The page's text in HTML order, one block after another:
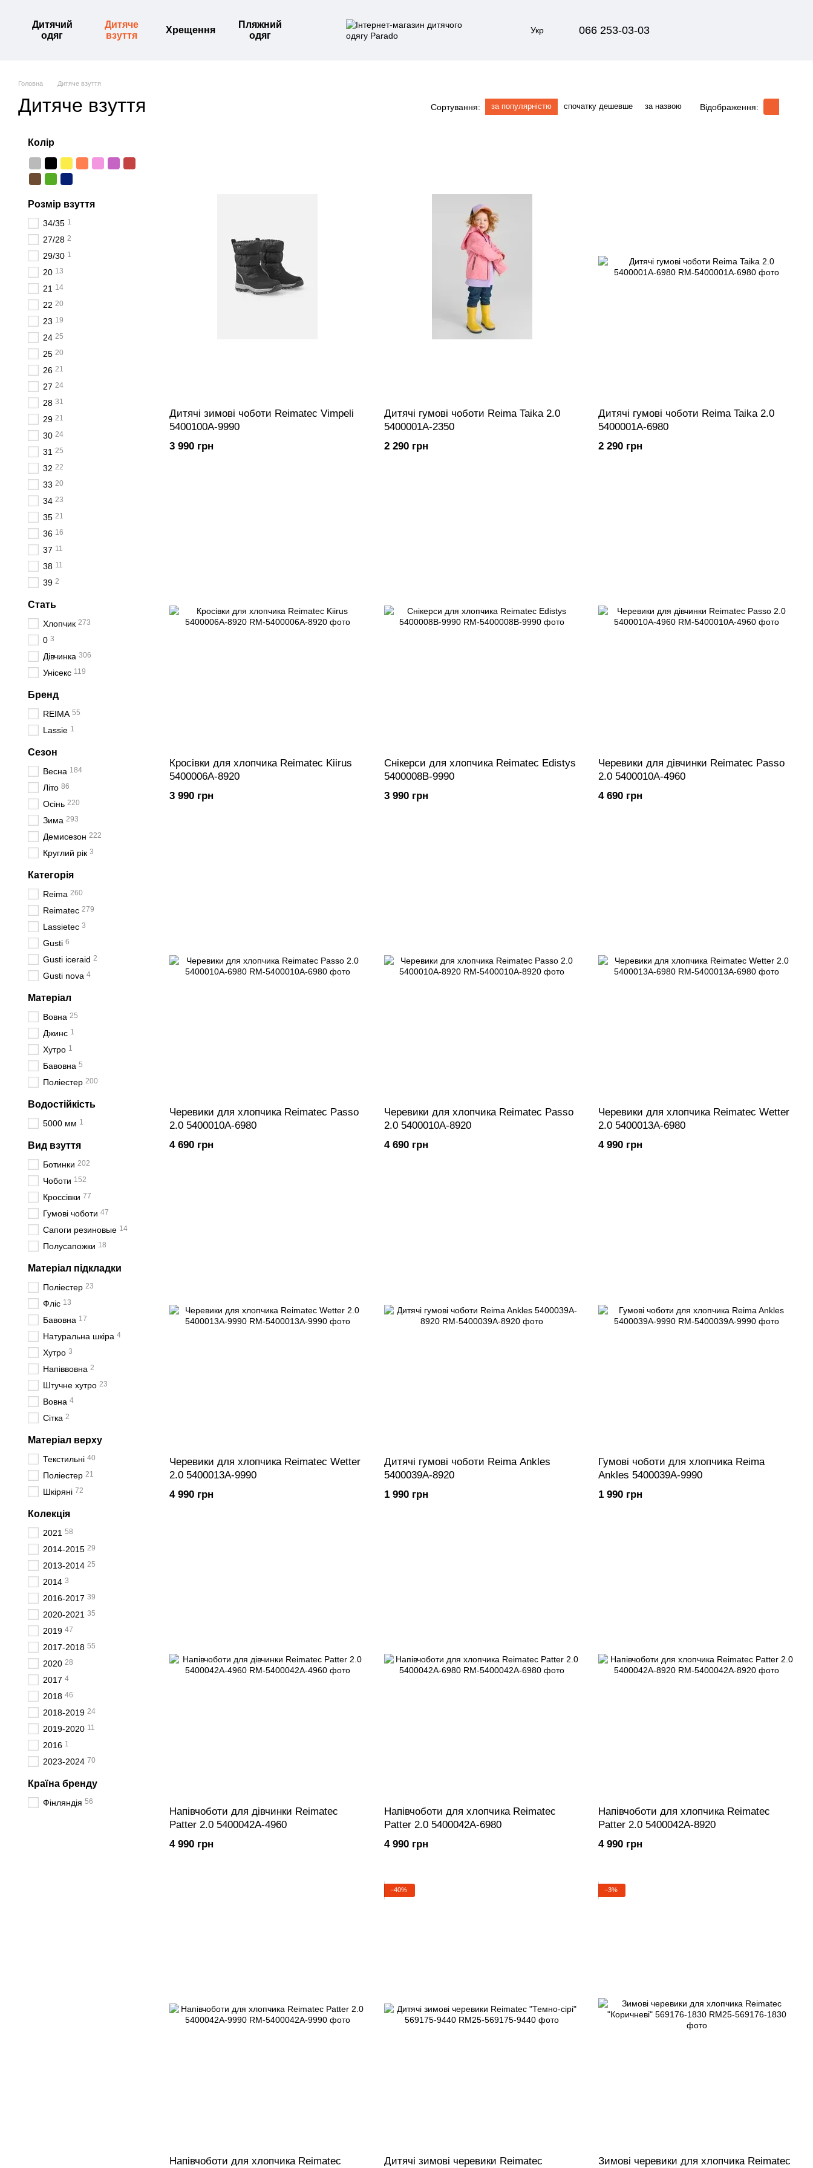
Дитячий
одяг
Дитяче
взуття
Хрещення
Пляжний
одяг
Укр 066 253-03-03
Головна Дитяче взуття
Дитяче взуття Сортування: за популярністю спочатку дешевше за назвою Відображення:
Дитячі зимові чоботи Reimatec Vimpeli
5400100A-9990
3 990 грн
Дитячі гумові чоботи Reima Taika 2.0
5400001A-2350
2 290 грн
Дитячі гумові чоботи Reima Taika 2.0
5400001A-6980
2 290 грн
Кросівки для хлопчика Reimatec Kiirus
5400006A-8920
3 990 грн
Снікерси для хлопчика Reimatec Edistys
5400008B-9990
3 990 грн
Черевики для дівчинки Reimatec Passo
2.0 5400010A-4960
4 690 грн
Черевики для хлопчика Reimatec Passo
2.0 5400010A-6980
4 690 грн
Черевики для хлопчика Reimatec Passo
2.0 5400010A-8920
4 690 грн
Черевики для хлопчика Reimatec Wetter
2.0 5400013A-6980
4 990 грн
Черевики для хлопчика Reimatec Wetter
2.0 5400013A-9990
4 990 грн
Дитячі гумові чоботи Reima Ankles
5400039A-8920
1 990 грн
Гумові чоботи для хлопчика Reima
Ankles 5400039A-9990
1 990 грн
Напівчоботи для дівчинки Reimatec
Patter 2.0 5400042A-4960
4 990 грн
Напівчоботи для хлопчика Reimatec
Patter 2.0 5400042A-6980
4 990 грн
Напівчоботи для хлопчика Reimatec
Patter 2.0 5400042A-8920
4 990 грн
Напівчоботи для хлопчика Reimatec
−40%
Дитячі зимові черевики Reimatec
−3%
Зимові черевики для хлопчика Reimatec
Колір
Розмір взуття
34/35 1
27/28 2
29/30 1
20 13
21 14
22 20
23 19
24 25
25 20
26 21
27 24
28 31
29 21
30 24
31 25
32 22
33 20
34 23
35 21
36 16
37 11
38 11
39 2
Стать
Хлопчик 273
0 3
Дівчинка 306
Унісекс 119
Бренд
REIMA 55
Lassie 1
Сезон
Весна 184
Літо 86
Осінь 220
Зима 293
Демисезон 222
Круглий рік 3
Категорія
Reima 260
Reimatec 279
Lassietec 3
Gusti 6
Gusti iceraid 2
Gusti nova 4
Матеріал
Вовна 25
Джинс 1
Хутро 1
Бавовна 5
Поліестер 200
Водостійкість
5000 мм 1
Вид взуття
Ботинки 202
Чоботи 152
Кроссівки 77
Гумові чоботи 47
Сапоги резиновые 14
Полусапожки 18
Матеріал підкладки
Поліестер 23
Фліс 13
Бавовна 17
Натуральна шкіра 4
Хутро 3
Напіввовна 2
Штучне хутро 23
Вовна 4
Сітка 2
Матеріал верху
Текстильні 40
Поліестер 21
Шкіряні 72
Колекція
2021 58
2014-2015 29
2013-2014 25
2014 3
2016-2017 39
2020-2021 35
2019 47
2017-2018 55
2020 28
2017 4
2018 46
2018-2019 24
2019-2020 11
2016 1
2023-2024 70
Країна бренду
Фінляндія 56